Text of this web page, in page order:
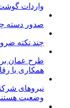
واردات
صدور دسته
چند نکته
طرح عمان
همکاری یا
نیروهای
وضعیت